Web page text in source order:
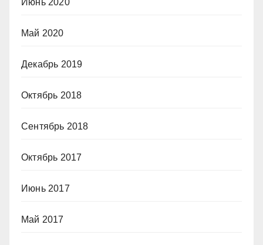
Май 2020
Декабрь 2019
Октябрь 2018
Сентябрь 2018
Октябрь 2017
Июнь 2017
Май 2017